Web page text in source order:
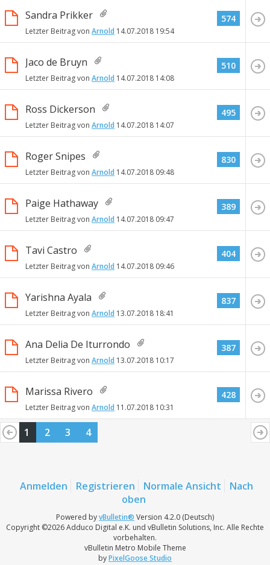
Sandra Prikker
Letzter Beitrag von Arnold 14.07.2018 19:54
574
Jaco de Bruyn
Letzter Beitrag von Arnold 14.07.2018 14:08
510
Ross Dickerson
Letzter Beitrag von Arnold 14.07.2018 14:07
495
Roger Snipes
Letzter Beitrag von Arnold 14.07.2018 09:48
830
Paige Hathaway
Letzter Beitrag von Arnold 14.07.2018 09:47
389
Tavi Castro
Letzter Beitrag von Arnold 14.07.2018 09:46
404
Yarishna Ayala
Letzter Beitrag von Arnold 13.07.2018 18:41
837
Ana Delia De Iturrondo
Letzter Beitrag von Arnold 13.07.2018 10:17
387
Marissa Rivero
Letzter Beitrag von Arnold 11.07.2018 10:31
428
1 2 3 4
Anmelden Registrieren Normale Ansicht
Nach
oben
Powered byvBulletin® Version 4.2.0 (Deutsch)
Copyright ©2026 Adduco Digital e.K. und vBulletin Solutions, Inc. Alle Rechte
vorbehalten.
vBulletin Metro Mobile Theme
byPixelGoose Studio